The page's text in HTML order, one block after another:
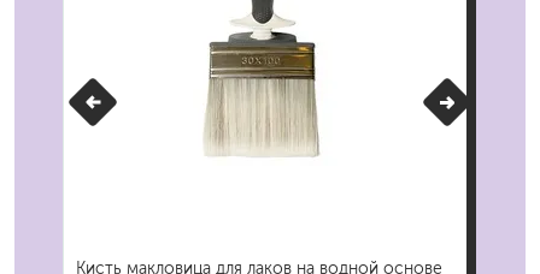
Кисть макловица для лаков на водной основе